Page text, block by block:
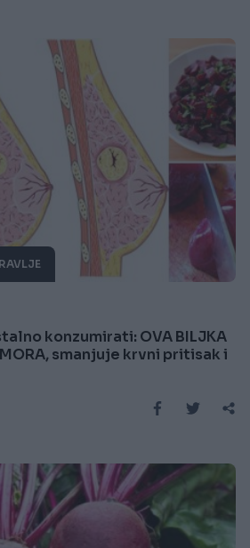
konzumirati: OVA BILJKA
smanjuje krvni pritisak i